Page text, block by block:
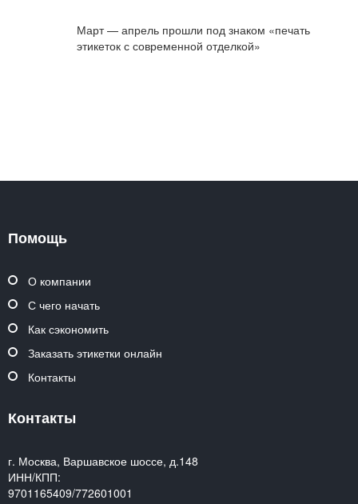
Март — апрель прошли под знаком «печать
этикеток с современной отделкой»
Помощь
О компании
С чего начать
Как сэкономить
Заказать этикетки онлайн
Контакты
Контакты
г. Москва, Варшавское шоссе, д.148
ИНН/КПП:
9701165409/772601001